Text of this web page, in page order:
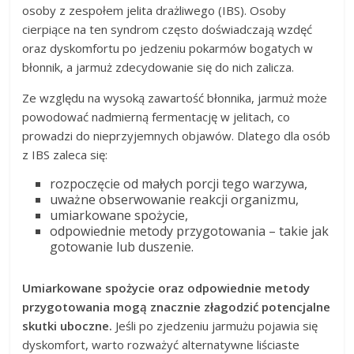
osoby z zespołem jelita drażliwego (IBS). Osoby
cierpiące na ten syndrom często doświadczają wzdęć
oraz dyskomfortu po jedzeniu pokarmów bogatych w
błonnik, a jarmuż zdecydowanie się do nich zalicza.
Ze względu na wysoką zawartość błonnika, jarmuż może
powodować nadmierną fermentację w jelitach, co
prowadzi do nieprzyjemnych objawów. Dlatego dla osób
z IBS zaleca się:
rozpoczęcie od małych porcji tego warzywa,
uważne obserwowanie reakcji organizmu,
umiarkowane spożycie,
odpowiednie metody przygotowania – takie jak
gotowanie lub duszenie.
Umiarkowane spożycie oraz odpowiednie metody
przygotowania mogą znacznie złagodzić potencjalne
skutki uboczne. Jeśli po zjedzeniu jarmużu pojawia się
dyskomfort, warto rozważyć alternatywne liściaste